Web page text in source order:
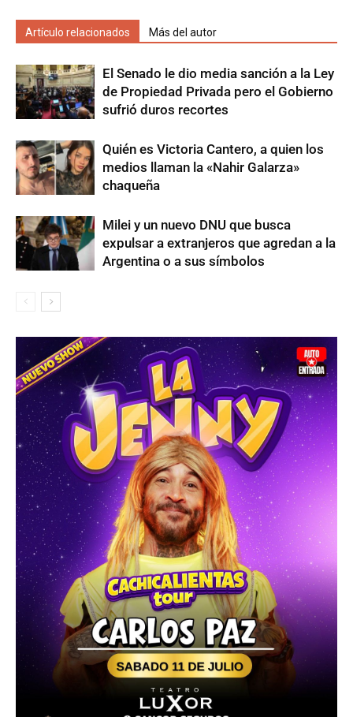
Artículo relacionados Más del autor
El Senado le dio media sanción a la Ley
de Propiedad Privada pero el Gobierno
sufrió duros recortes
Quién es Victoria Cantero, a quien los
medios llaman la «Nahir Galarza»
chaqueña
Milei y un nuevo DNU que busca
expulsar a extranjeros que agredan a la
Argentina o a sus símbolos